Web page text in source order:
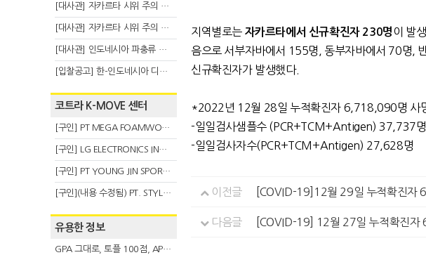
[대사관] 자카르타 시위 주의 안내(8.6)
[대사관] 자카르타 시위 주의 안내(8.3)
[대사관] 인도네시아 파충류 불법 반출 주의 (7.29)
[입찰공고] 한-인도네시아 디지털융복합 탈 전시회
코트라 K-MOVE 센터
[구인] PT MEGA FOAMWORKS INDONESIA
[구인] LG ELECTRONICS INDONESIA
[구인] PT YOUNG JIN SPORT INDONESIA
[구인](내용 수정됨) PT. STYLE KOREAN INDONESIA (스타일 코리안 인도네시아)
유용한 정보
GPA 그대로, 토플 100점, AP 막막 — 원인은 하나입니다
지역별로는 자카르타에서 신규확진자 230명 이 발
음으로 서부자바에서 155명, 동부자바에서 70명,
신규확진자가 발생했다.
*2022년 12월 28일 누적확진자 6,718,090명
-일일검사샘플수 (PCR+TCM+Antigen) 37,737명
-일일검사자수(PCR+TCM+Antigen) 27,628명
이전글
[COVID-19]12월 29일 누적확진
다음글
[COVID-19] 12월 27일 누적확진